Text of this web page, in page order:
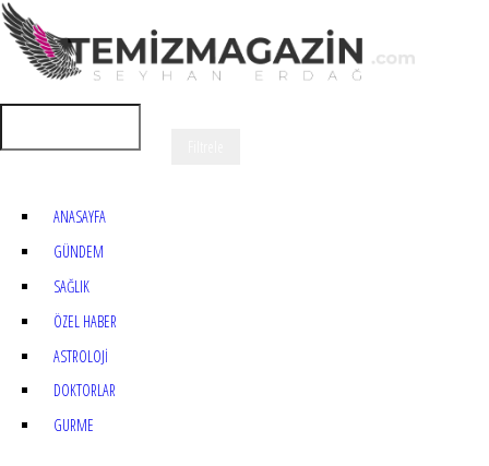
ANASAYFA
GÜNDEM
SAĞLIK
ÖZEL HABER
ASTROLOJİ
DOKTORLAR
GURME